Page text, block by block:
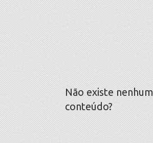
Não existe
conteúdo?